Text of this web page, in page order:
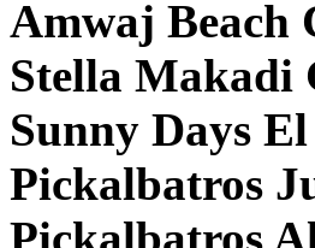
Amwaj Beach
Stella Makadi
Sunny Days
Pickalbatros
Pickalbatros